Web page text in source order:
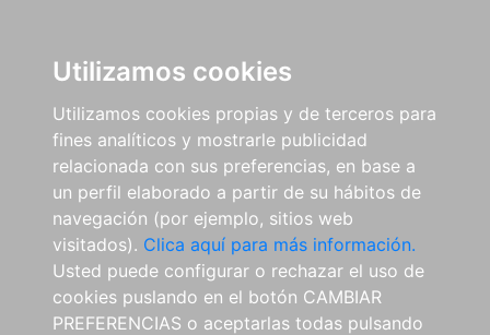
Utilizamos cookies
Utilizamos cookies propias y de terceros para
fines analíticos y mostrarle publicidad
relacionada con sus preferencias, en base a
un perfil elaborado a partir de su hábitos de
navegación (por ejemplo, sitios web
visitados). Clica aquí para más información.
Usted puede configurar o rechazar el uso de
cookies puslando en el botón CAMBIAR
PREFERENCIAS o aceptarlas todas pulsando